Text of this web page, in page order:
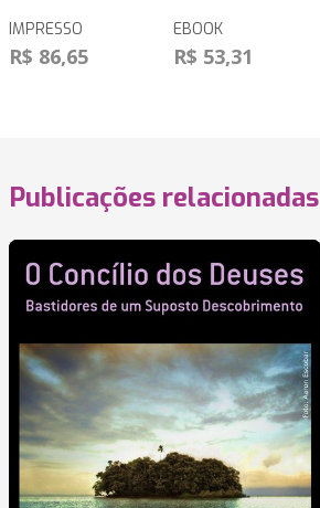
IMPRESSO
R$ 86,65
EBOOK
R$ 53,31
Publicações relacionadas